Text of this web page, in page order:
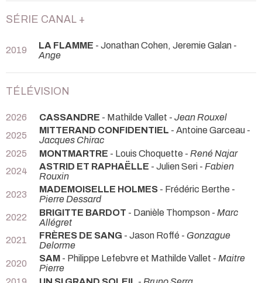
SÉRIE CANAL +
2019 LA FLAMME - Jonathan Cohen, Jeremie Galan -
Ange
TÉLÉVISION
2026 CASSANDRE - Mathilde Vallet - Jean Rouxel
2025
MITTERAND CONFIDENTIEL - Antoine Garceau -
Jacques Chirac
2025
MONTMARTRE - Louis Choquette - René Najar
2024
ASTRID ET RAPHAËLLE - Julien Seri - Fabien
Rouxin
2023
MADEMOISELLE HOLMES - Frédéric Berthe -
Pierre Dessard
2022
BRIGITTE BARDOT - Danièle Thompson - Marc
Allégret
2021
FRÈRES DE SANG - Jason Roffé - Gonzague
Delorme
2020
SAM - Philippe Lefebvre et Mathilde Vallet - Maitre
Pierre